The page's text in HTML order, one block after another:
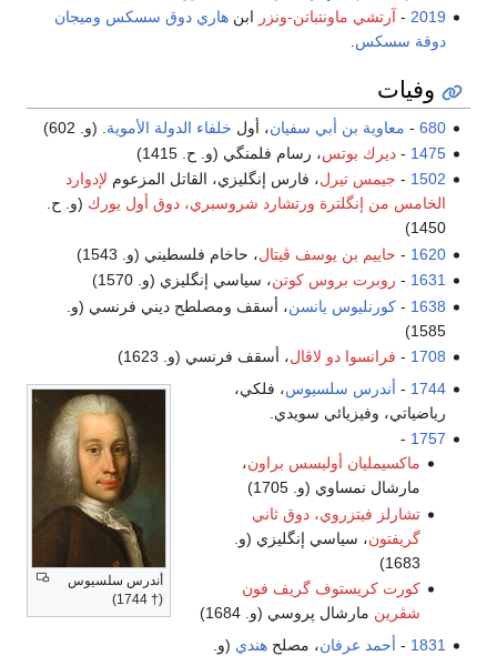
2019
- آرتشي ماونتباتن-ونزر ابنهاري دوق سسكس وميجان
دوقة سسكس.
وفيات
680
- معاوية بن أبي سفيان، أول خلفاء الدولة الأموية . (و. 602)
1475
-ديرك بوتس، رسام فلمنگي (و. ح. 1415)
1502
- جيمس تيرل، فارس إنگليزي، القاتل المزعوم لإدوارد
الخامس من إنگلترة ورتشارد شروسبري، دوق أول يورك (و. ح.
1450)
1620
- حاييم بن يوسف ڤيتال، حاخام فلسطيني (و. 1543)
1631
- روبرت بروس كوتن، سياسي إنگليزي (و. 1570)
1638
-كورنليوس يانسن، أسقف ومصلطح ديني فرنسي (و.
1585)
1708
- فرانسوا دو لاڤال، أسقف فرنسي (و. 1623)
أندرس سلسيوس
(† 1744)
1744
- أندرس سلسيوس، فلكي،
رياضياتي، وفيزيائي سويدي.
1757
-
ماكسيمليان أوليسس براون،
مارشال نمساوي (و. 1705)
تشارلز فيتزروي، دوق ثاني
گريفتون، سياسي إنگليزي (و.
1683)
كورت كريستوف گريف فون
شڤرين مارشال پروسي (و. 1684)
1831
- أحمد عرفان، مصلحهندي (و.